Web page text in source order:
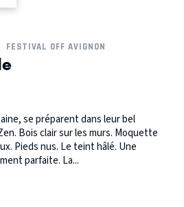
FESTIVAL OFF AVIGNON
se préparent dans leur bel
Bois clair sur les murs. Moquette
Pieds nus. Le teint hâlé. Une
parfaite. La...